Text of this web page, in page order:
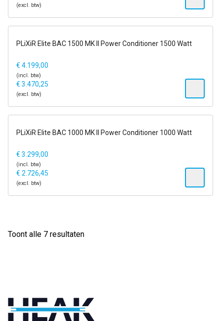
(excl. btw)
1-2 dagen
PLiXiR Elite BAC 1500 MK II Power Conditioner 1500 Watt
€ 4.199,00
(incl. btw)
€ 3.470,25
(excl. btw)
1-2 dagen
PLiXiR Elite BAC 1000 MK II Power Conditioner 1000 Watt
€ 3.299,00
(incl. btw)
€ 2.726,45
(excl. btw)
Toont alle 7 resultatenGesorteerd